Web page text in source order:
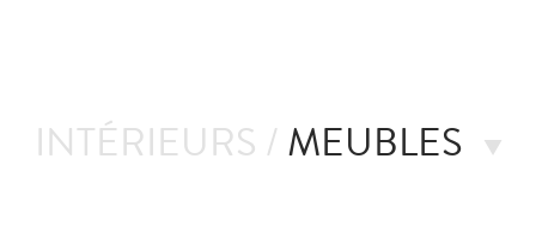
INTÉRIEURS / MEUBLES